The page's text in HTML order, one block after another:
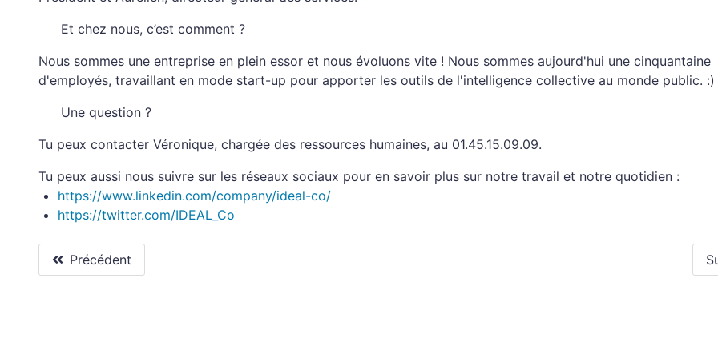
Et chez nous, c’est comment ?
Nous sommes une entreprise en plein essor et nous évoluons vite ! Nous sommes aujourd'hui une cinquantaine
d'employés, travaillant en mode start-up pour apporter les outils de l'intelligence collective au monde public. :)
Une question ?
Tu peux contacter Véronique, chargée des ressources humaines, au 01.45.15.09.09.
Tu peux aussi nous suivre sur les réseaux sociaux pour en savoir plus sur notre travail et notre quotidien :
https://www.linkedin.com/company/ideal-co/
https://twitter.com/IDEAL_Co
Précédent